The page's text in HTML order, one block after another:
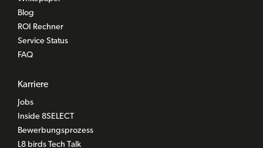
Blog
ROI Rechner
Service Status
FAQ
Karriere
Jobs
Inside 8SELECT
Bewerbungsprozess
L8 birds Tech Talk